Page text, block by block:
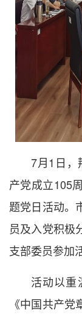
7月1日，
产党成立105
题党日活动。
员及入党积极
支部委员参加
活动以重
《中国共产